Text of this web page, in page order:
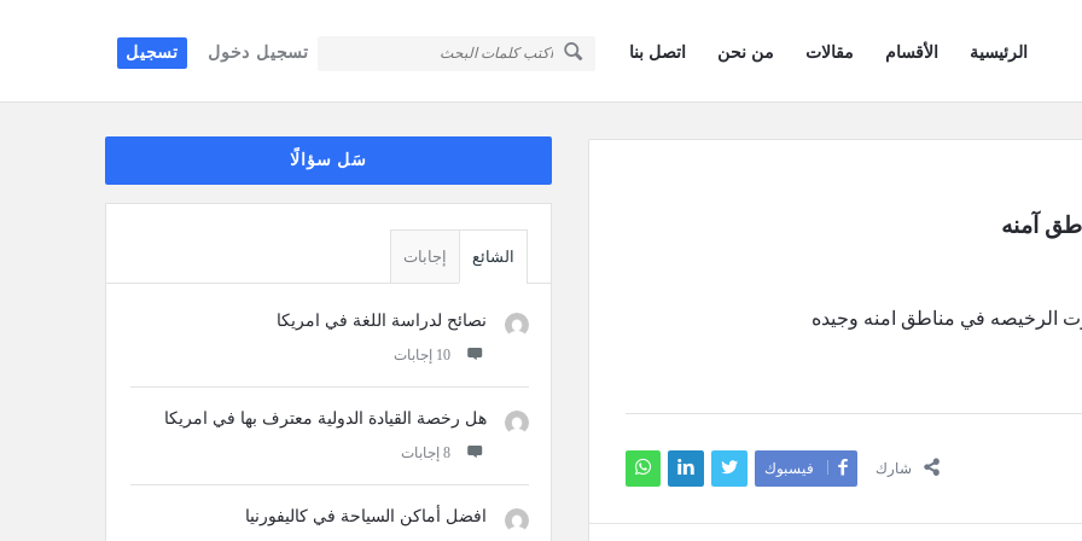
تسجيل دخول تسجيل
أمريكا
وجواب
كويتيون
القائمة
الرئيسية الأقسام مقالات من نحن اتصل بنا
آمنه
الرخيصه في مناطق امنه وجيده
شارك فيسبوك
سَل سؤالًا
الشائع إجابات
نصائح لدراسة اللغة في امريكا
‫10 إجابات
هل رخصة القيادة الدولية معترف بها في امريكا
‫8 إجابات
افضل أماكن السياحة في كاليفورنيا